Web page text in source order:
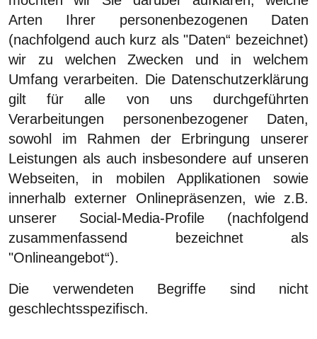
Arten Ihrer personenbezogenen Daten
(nachfolgend auch kurz als "Daten“ bezeichnet)
wir zu welchen Zwecken und in welchem
Umfang verarbeiten. Die Datenschutzerklärung
gilt für alle von uns durchgeführten
Verarbeitungen personenbezogener Daten,
sowohl im Rahmen der Erbringung unserer
Leistungen als auch insbesondere auf unseren
Webseiten, in mobilen Applikationen sowie
innerhalb externer Onlinepräsenzen, wie z.B.
unserer Social-Media-Profile (nachfolgend
zusammenfassend bezeichnet als
"Onlineangebot“).
Die verwendeten Begriffe sind nicht
geschlechtsspezifisch.